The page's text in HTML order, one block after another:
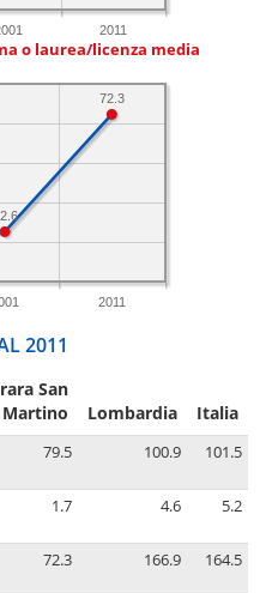
2011
o laurea/licenza media
2011
72.3
2011
San
Martino
Lombardia Italia
79.5 100.9 101.5
1.7 4.6 5.2
72.3 166.9 164.5